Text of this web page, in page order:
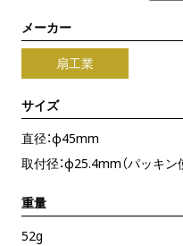
メーカー
扇工業
サイズ
直径：φ45mm
取付径：φ25.4mm（パッキン
重量
52g